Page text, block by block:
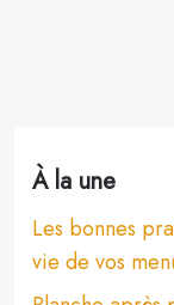
À la une
Les bonnes
vie de vos